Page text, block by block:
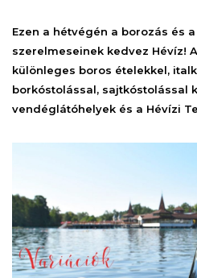
Ezen a hétvégén a borozás és
szerelmeseinek kedvez Hévíz!
különleges boros ételekkel,
borkóstolással, sajtkóstolással
vendéglátóhelyek és a Hévízi